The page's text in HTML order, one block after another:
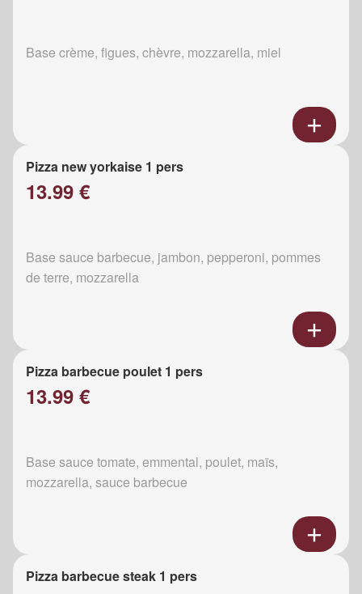
Base crème, figues, chèvre, mozzarella, miel
Pizza new yorkaise 1 pers
13.99 €
Base sauce barbecue, jambon, pepperoni, pommes
de terre, mozzarella
Pizza barbecue poulet 1 pers
13.99 €
Base sauce tomate, emmental, poulet, maïs,
mozzarella, sauce barbecue
Pizza barbecue steak 1 pers